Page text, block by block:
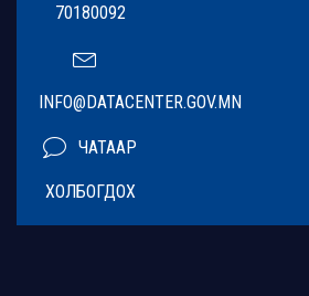
70180092
INFO@DATACENTER.GOV.MN
ЧАТААР
ХОЛБОГДОХ